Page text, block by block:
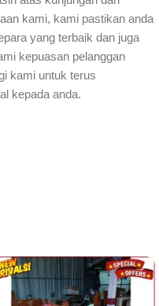
kami, kami pastikan anda
yang terbaik dan juga
kepuasan pelanggan
kami untuk terus
kepada anda.